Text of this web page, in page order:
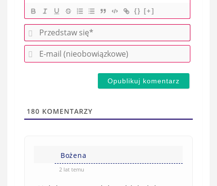
{} [+]
P
r
e
w
E
-
(
180 KOMENTARZY
Bożena
2 lat temu